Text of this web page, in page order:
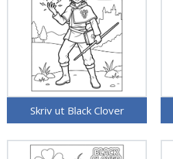
Skriv ut Black Clover